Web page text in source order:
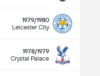
1979/1980
Leicester City
1978/1979
Crystal Palace